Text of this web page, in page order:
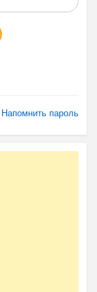
Напомнить пароль